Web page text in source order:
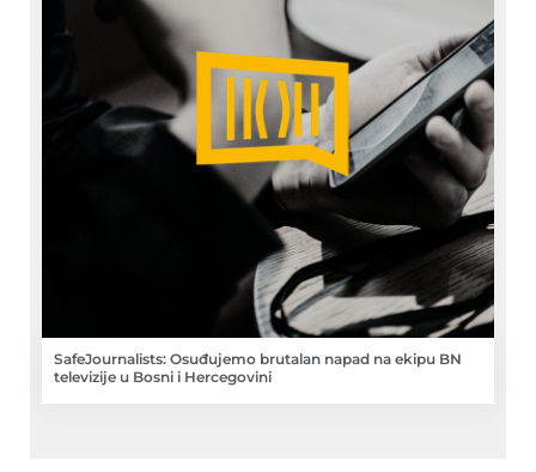
SafeJournalists: Osuđujemo brutalan napad na ekipu BN
televizije u Bosni i Hercegovini